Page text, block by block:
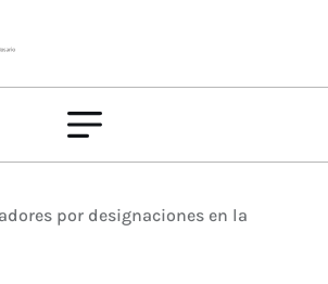
por designaciones en la